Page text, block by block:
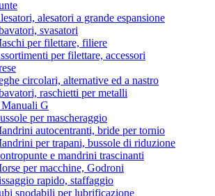
alesatori a grande espansione
svasatori
per filettare, filiere
per filettare, accessori
circolari, alternative ed a nastro
raschietti per metalli
G
per mascheraggio
autocentranti, bride per tornio
per trapani, bussole di riduzione
e mandrini trascinanti
per macchine, Godroni
rapido, staffaggio
snodabili per lubrificazione